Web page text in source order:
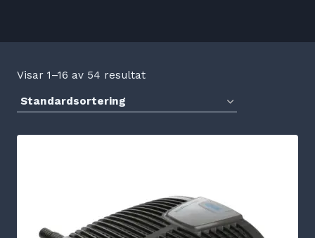
Visar 1–16 av 54 resultat